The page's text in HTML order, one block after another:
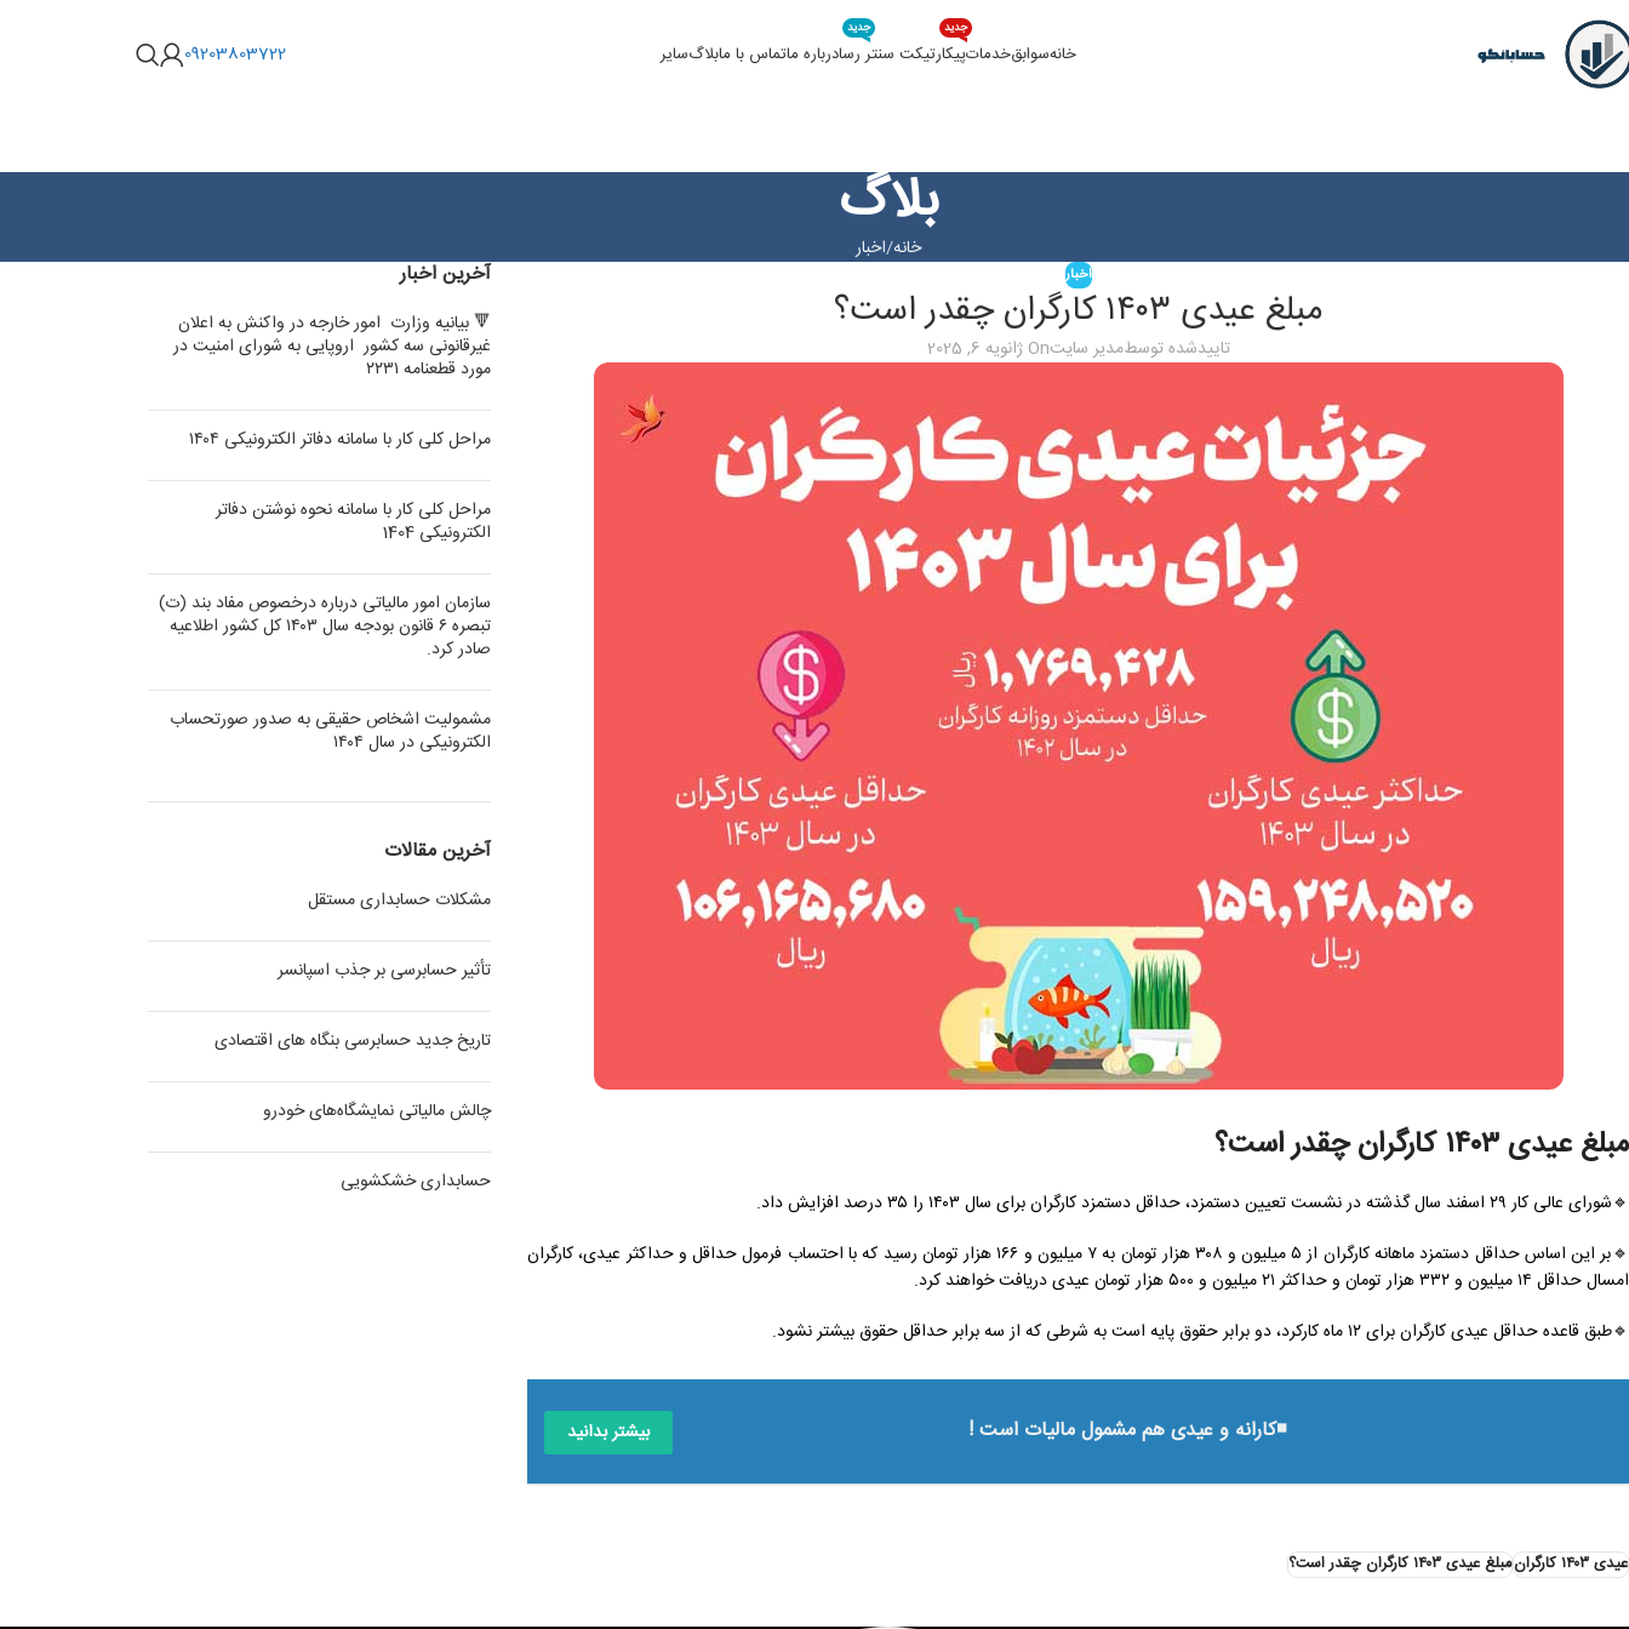
خانهسوابقخدماتپیکار
جدید
تیکت سنتر رسا
جدید
درباره ماتماس با مابلاگسایر 09203803722
بلاگ
خانه اخبار
اخبار
مبلغ عیدی ۱۴۰۳ کارگران چقدر است؟
تاییدشده توسطمدیر سایتOn ژانویه 6, 2025
مبلغ عیدی ۱۴۰۳ کارگران چقدر است؟
🔹شورای عالی کار ۲۹ اسفند سال گذشته در نشست تعیین دستمزد، حداقل دستمزد کارگران برای سال ۱۴۰۳ را ۳۵ درصد افزایش داد.
🔹بر این اساس حداقل دستمزد ماهانه کارگران از ۵ میلیون و ۳۰۸ هزار تومان به ۷ میلیون و ۱۶۶ هزار تومان رسید که با احتساب فرمول حداقل و حداکثر عیدی، کارگران
امسال حداقل ۱۴ میلیون و ۳۳۲ هزار تومان و حداکثر ۲۱ میلیون و ۵۰۰ هزار تومان عیدی دریافت خواهند کرد.
🔹طبق قاعده حداقل عیدی کارگران برای ۱۲ ماه کارکرد، دو برابر حقوق پایه است به‌ شرطی که از سه برابر حداقل حقوق بیشتر نشود.
◾️کارانه و عیدی هم مشمول مالیات است ! بیشتر بدانید
عیدی ۱۴۰۳ کارگران مبلغ عیدی ۱۴۰۳ کارگران چقدر است؟
آخرین اخبار
🔻 بیانیه وزارت امور خارجه در واکنش به اعلان
غیرقانونی سه کشور اروپایی به شورای امنیت در
مورد قطعنامه ۲۲۳۱
مراحل کلی کار با سامانه دفاتر الکترونیکی ۱۴۰۴
مراحل کلی کار با سامانه نحوه نوشتن دفاتر
الکترونیکی 1404
سازمان امور مالیاتی درباره درخصوص مفاد بند (ت)
تبصره ۶ قانون بودجه سال ۱۴۰۳ کل کشور اطلاعیه
صادر کرد.
مشمولیت اشخاص حقیقی به صدور صورتحساب
الکترونیکی در سال ۱۴۰۴
آخرین مقالات
مشکلات حسابداری مستقل
تأثیر حسابرسی بر جذب اسپانسر
تاریخ جدید حسابرسی بنگاه های اقتصادی
چالش مالیاتی نمایشگاه‌های خودرو
حسابداری خشکشویی